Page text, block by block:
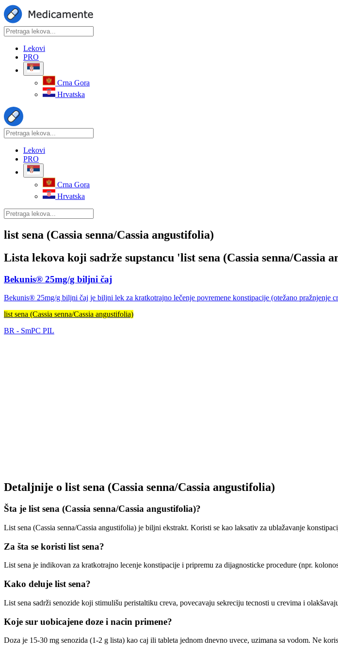
Lekovi
PRO
Crna Gora
Hrvatska
Lekovi
PRO
Crna Gora
Hrvatska
list sena (Cassia senna/Cassia angustifolia)
Lista lekova koji sadrže supstancu 'list sena (Cassia senna/Cassia
Bekunis® 25mg/g biljni čaj
Bekunis® 25mg/g biljni čaj je biljni lek za kratkotrajno lečenje povremene konstipacije (otežano pražnjenje
list sena (Cassia senna/Cassia angustifolia)
BR - SmPC PIL
Detaljnije o list sena (Cassia senna/Cassia angustifolia)
Šta je list sena (Cassia senna/Cassia angustifolia)?
List sena (Cassia senna/Cassia angustifolia) je biljni ekstrakt. Koristi se kao laksativ za ublažavanje
Za šta se koristi list sena?
List sena je indikovan za kratkotrajno lecenje konstipacije i pripremu za dijagnosticke procedure (npr.
Kako deluje list sena?
List sena sadrži senozide koji stimulišu peristaltiku creva, povecavaju sekreciju tecnosti u crevima i
Koje sur uobicajene doze i nacin primene?
Doza je 15-30 mg senozida (1-2 g lista) kao caj ili tableta jednom dnevno uvece, uzimana sa vodom. Ne